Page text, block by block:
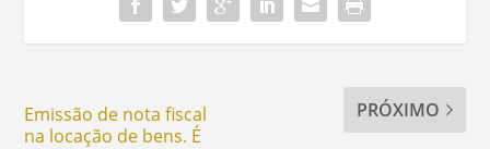
Emissão de nota fiscal
na locação de bens. É
PRÓXIMO